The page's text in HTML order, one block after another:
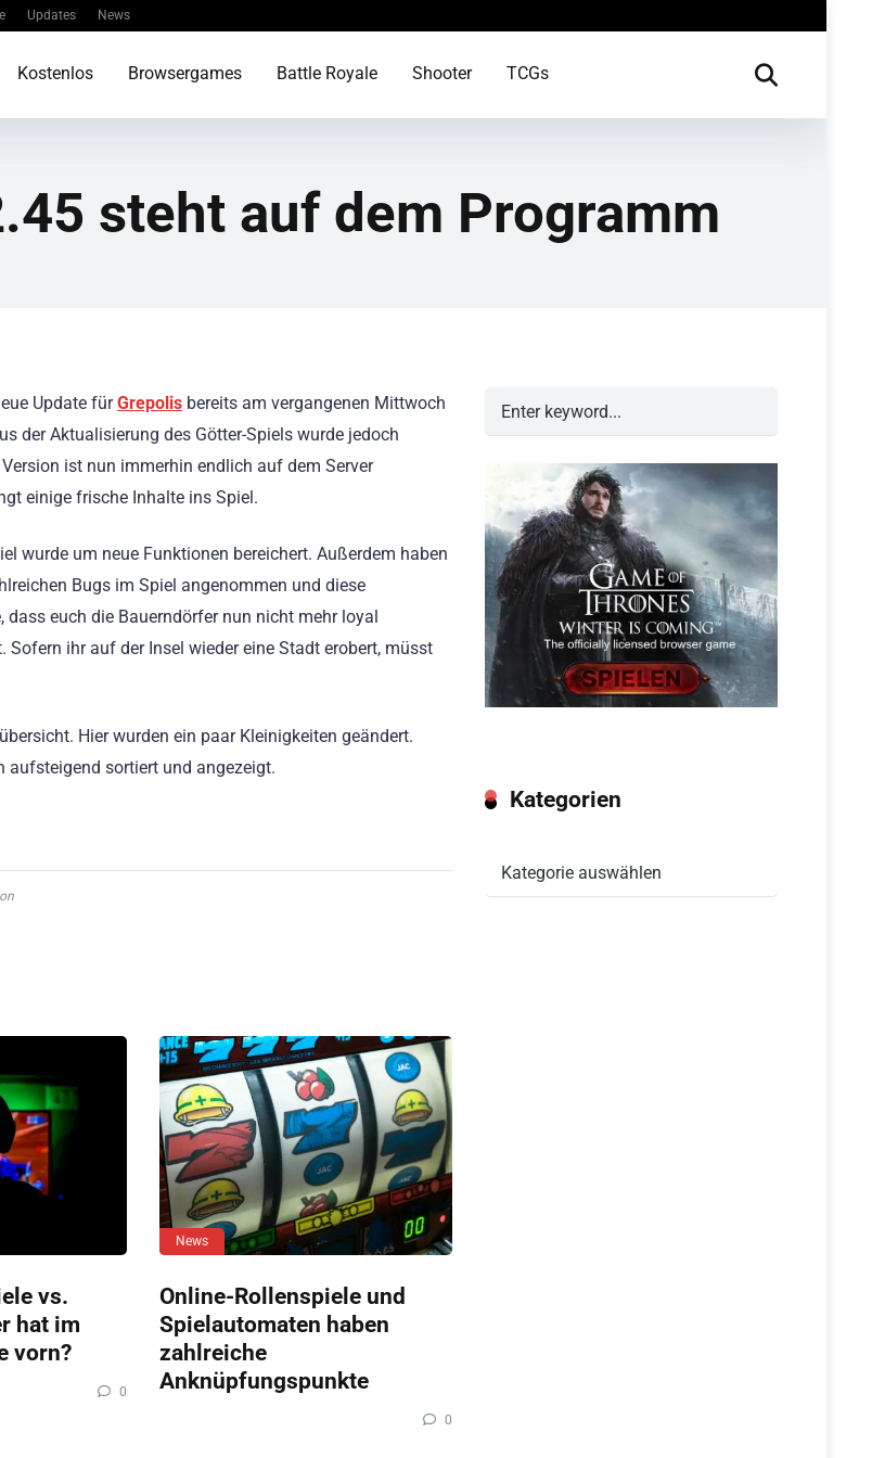
Updates News
Kostenlos Browsergames Battle Royale Shooter TCGs
steht auf dem Programm
Update fürGrepolis bereits am vergangenen Mittwoch
der Aktualisierung des Götter-Spiels wurde jedoch
ist nun immerhin endlich auf dem Server
einige frische Inhalte ins Spiel.
wurde um neue Funktionen bereichert. Außerdem haben
Bugs im Spiel angenommen und diese
euch die Bauerndörfer nun nicht mehr loyal
ihr auf der Insel wieder eine Stadt erobert, müsst
Hier wurden ein paar Kleinigkeiten geändert.
aufsteigend sortiert und angezeigt.
vs.
hat im
vorn?
0
News
Online-Rollenspiele und
Spielautomaten haben
zahlreiche
Anknüpfungspunkte
0
Kategorien